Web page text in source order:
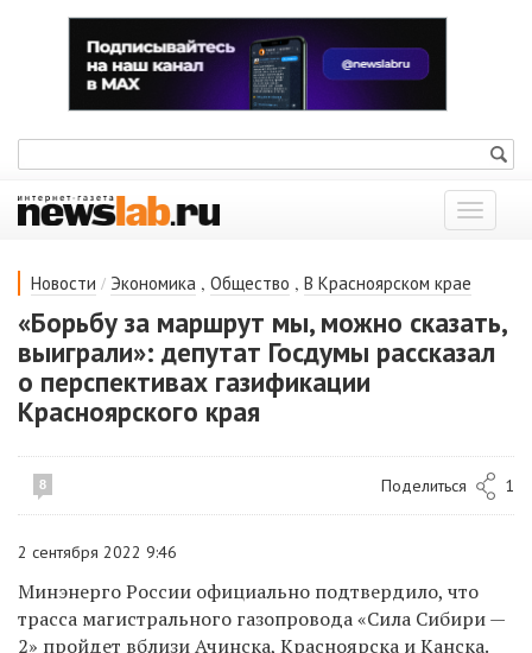
Показать
меню
Новости / Экономика , Общество , В Красноярском крае
«Борьбу за маршрут мы, можно сказать,
выиграли»: депутат Госдумы рассказал
о перспективах газификации
Красноярского края
8 Поделиться 1
2 сентября 2022 9:46
Минэнерго России официально подтвердило, что
трасса магистрального газопровода «Сила Сибири —
2» пройдет вблизи Ачинска, Красноярска и Канска.